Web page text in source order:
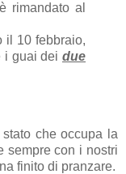
rimandato al
il 10 febbraio,
i guai dei due
che occupa la
sempre con i nostri
finito di pranzare.